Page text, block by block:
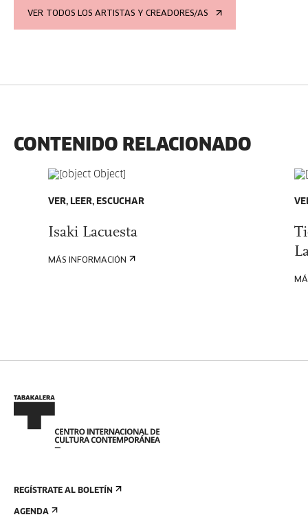
VER TODOS LOS ARTISTAS Y CREADORES/AS
CONTENIDO RELACIONADO
VER, LEER, ESCUCHAR
Isaki Lacuesta
MÁS INFORMACIÓN
REGÍSTRATE AL BOLETÍN
AGENDA